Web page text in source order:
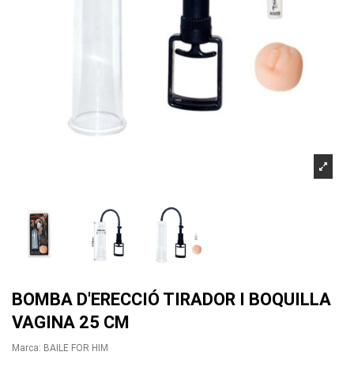
BOMBA D'ERECCIÓ TIRADOR I BOQUILLA
VAGINA 25 CM
Marca: BAILE FOR HIM